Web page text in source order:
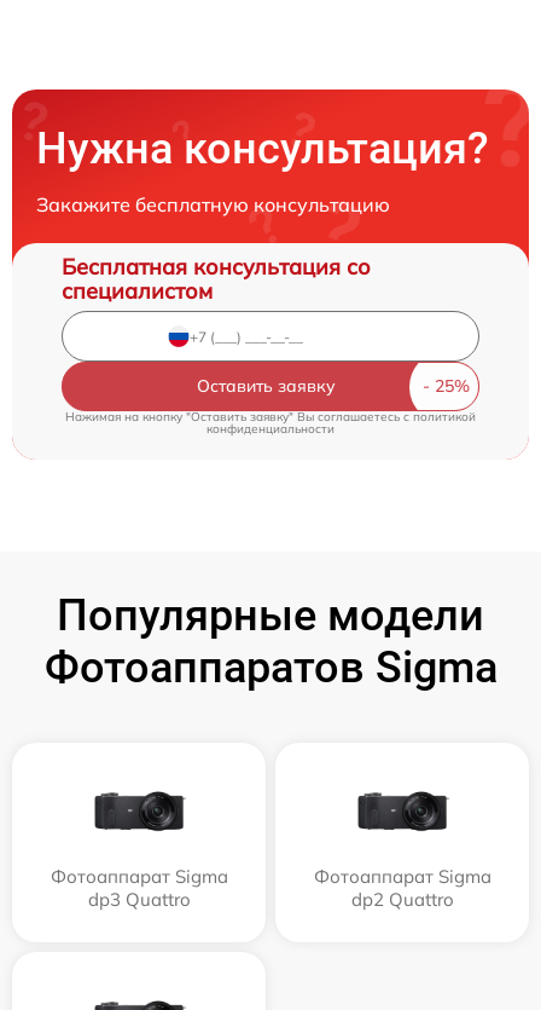
Нужна консультация?
Закажите бесплатную консультацию
Бесплатная консультация со
специалистом
Оставить заявку
Нажимая на кнопку "Оставить заявку" Вы соглашаетесь c политикой
конфиденциальности
Популярные модели
Фотоаппаратов Sigma
Фотоаппарат Sigma
dp3 Quattro
Фотоаппарат Sigma
dp2 Quattro